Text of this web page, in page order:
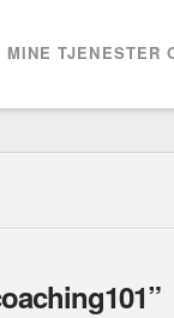
MINE TJENESTER